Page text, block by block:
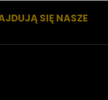
SIĘ NASZE